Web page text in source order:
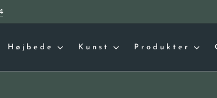
Højbede Kunst Produkter